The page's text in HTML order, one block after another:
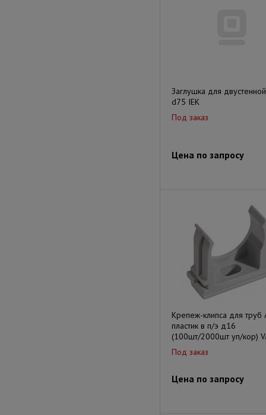
Заглушка для
d75 IEK
Под заказ
Цена по запросу
Крепеж-клипса для труб
пластик в п/э д16
(100шт/2000шт уп/кор)
Под заказ
Цена по запросу